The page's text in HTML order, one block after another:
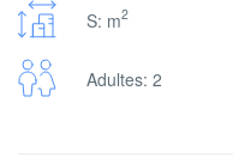
S: m2
Adultes: 2